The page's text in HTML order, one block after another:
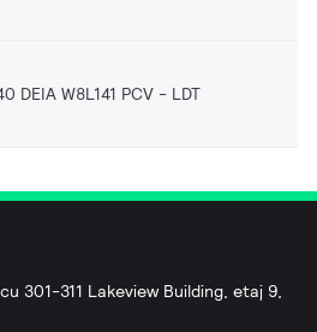
DEIA W8L141 PCV LDT
301-311 Lakeview Building, etaj 9,